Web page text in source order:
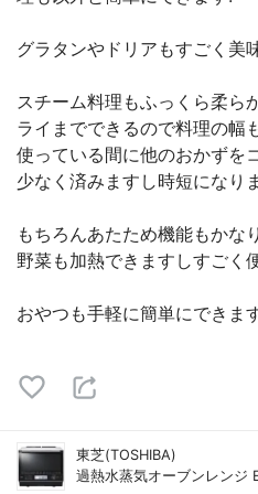
グラタンやドリアもすごく美
スチーム料理もふっくら柔ら
ライまでできるので料理の幅
使っている間に他のおかずを
少なく済みますし時短にな
もちろんあたため機能もかな
野菜も加熱できますしすごく
おやつも手軽に簡単にできま
東芝(TOSHIBA)
過熱水蒸気オーブンレンジ